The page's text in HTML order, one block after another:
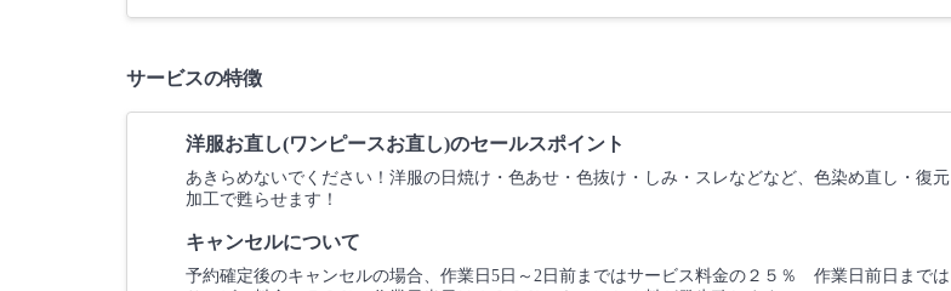
サービスの特徴
洋服お直し(ワンピースお直し)のセールスポイント
あきらめないでください！洋服の日焼け・色あせ・色抜け・しみ・スレなどなど、色染め直し・復元
加工で甦らせます！
キャンセルについて
予約確定後のキャンセルの場合、作業日5日～2日前まではサービス料金の２５％ 作業日前日までは